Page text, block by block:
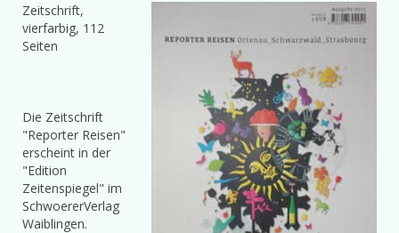
Zeitschrift,
vierfarbig, 112
Seiten
Die Zeitschrift
"Reporter Reisen"
erscheint in der
"Edition
Zeitenspiegel" im
SchwoererVerlag
Waiblingen.